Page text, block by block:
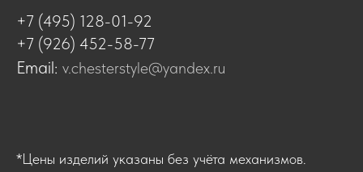
+7 (495) 128-01-92
+7 (926) 452-58-77
Email: v.chesterstyle@yandex.ru
*Цены изделий указаны без учёта механизмов.